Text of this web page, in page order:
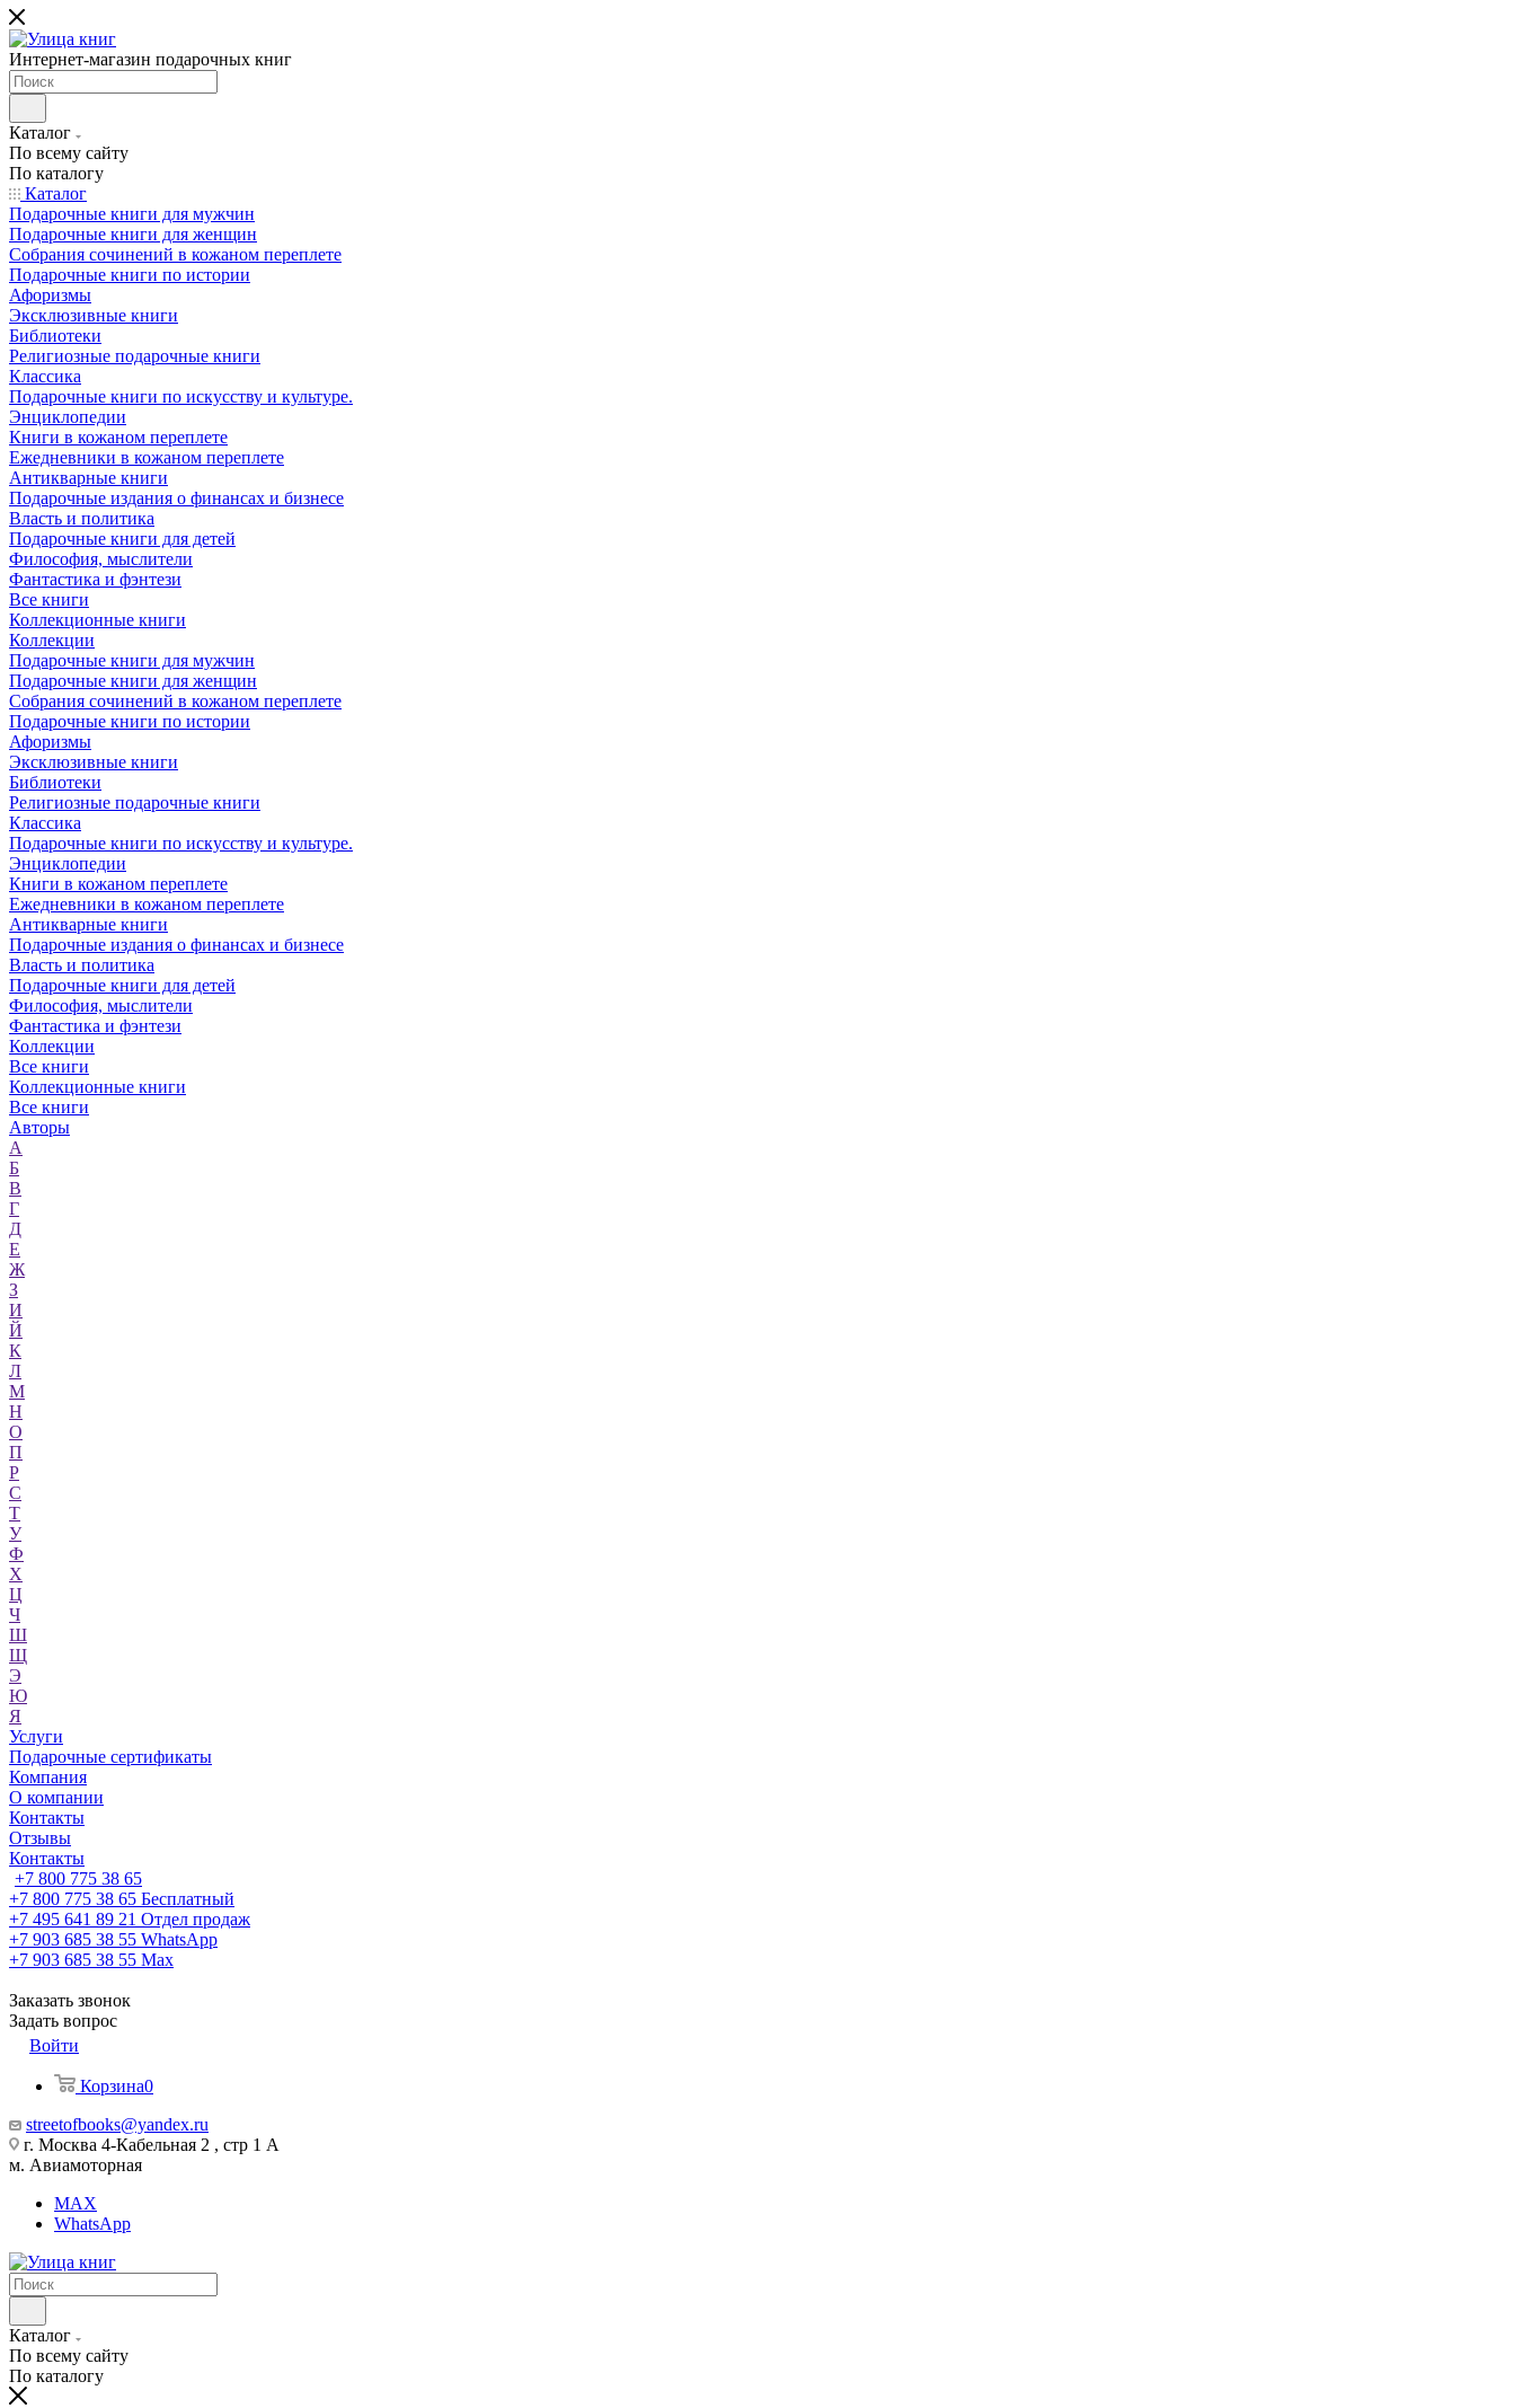
Интернет-магазин подарочных книг
Каталог
По всему сайту
По каталогу
Каталог
Подарочные книги для мужчин
Подарочные книги для женщин
Собрания сочинений в кожаном переплете
Подарочные книги по истории
Афоризмы
Эксклюзивные книги
Библиотеки
Религиозные подарочные книги
Классика
Подарочные книги по искусству и культуре.
Энциклопедии
Книги в кожаном переплете
Ежедневники в кожаном переплете
Антикварные книги
Подарочные издания о финансах и бизнесе
Власть и политика
Подарочные книги для детей
Философия, мыслители
Фантастика и фэнтези
Все книги
Коллекционные книги
Коллекции
Подарочные книги для мужчин
Подарочные книги для женщин
Собрания сочинений в кожаном переплете
Подарочные книги по истории
Афоризмы
Эксклюзивные книги
Библиотеки
Религиозные подарочные книги
Классика
Подарочные книги по искусству и культуре.
Энциклопедии
Книги в кожаном переплете
Ежедневники в кожаном переплете
Антикварные книги
Подарочные издания о финансах и бизнесе
Власть и политика
Подарочные книги для детей
Философия, мыслители
Фантастика и фэнтези
Коллекции
Все книги
Коллекционные книги
Все книги
Авторы
А
Б
В
Г
Д
Е
Ж
З
И
Й
К
Л
М
Н
О
П
Р
С
Т
У
Ф
Х
Ц
Ч
Ш
Щ
Э
Ю
Я
Услуги
Подарочные сертификаты
Компания
О компании
Контакты
Отзывы
Контакты
+7 800 775 38 65
+7 800 775 38 65 Бесплатный
+7 495 641 89 21 Отдел продаж
+7 903 685 38 55 WhatsApp
+7 903 685 38 55 Max
Заказать звонок
Задать вопрос
Войти
Корзина0
streetofbooks@yandex.ru
г. Москва 4-Кабельная 2 , стр 1 А
м. Авиамоторная
MAX
WhatsApp
Каталог
По всему сайту
По каталогу